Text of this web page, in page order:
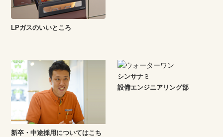
LPガスのいいところ
新卒・中途採用についてはこち
シンサナミ
設備エンジニアリング部